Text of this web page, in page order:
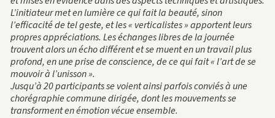
L’initiateur met en lumière ce qui fait la beauté, sinon
l’efficacité de tel geste, et les « verticalistes » apportent leurs
propres appréciations. Les échanges libres de la journée
trouvent alors un écho différent et se muent en un travail plus
profond, en une prise de conscience, de ce qui fait « l’art de se
mouvoir à l’unisson ».
Jusqu’à 20 participants se voient ainsi parfois conviés à une
chorégraphie commune dirigée, dont les mouvements se
transforment en émotion vécue ensemble.